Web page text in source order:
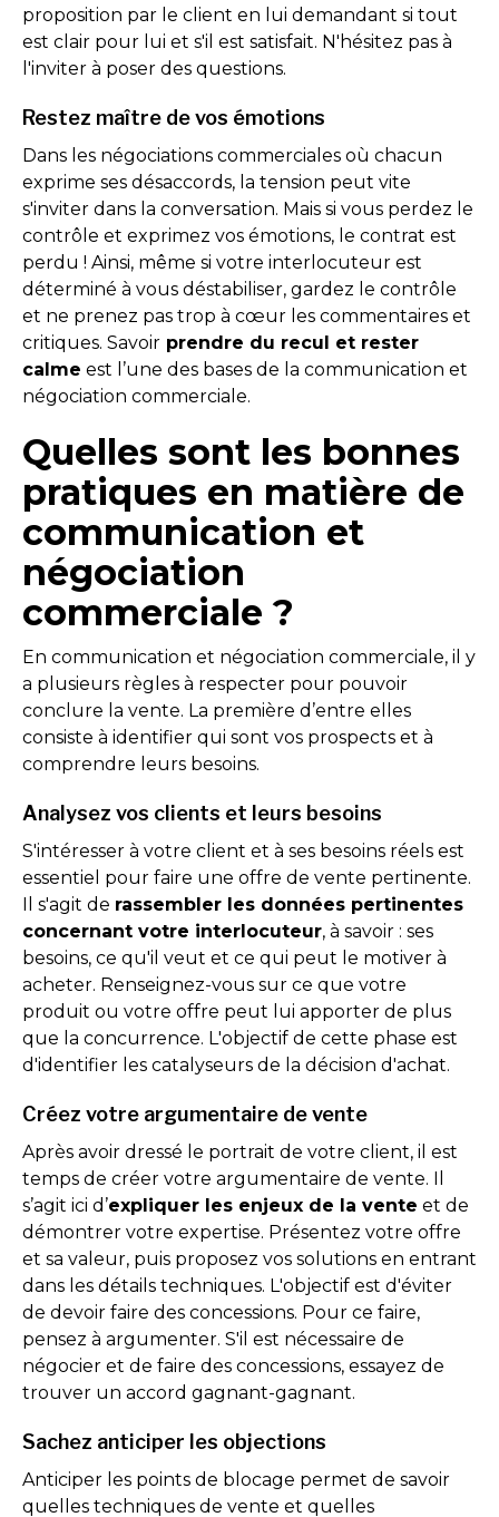
proposition par le client en lui demandant si tout
est clair pour lui et s'il est satisfait. N'hésitez pas à
l'inviter à poser des questions.
Restez maître de vos émotions
Dans les négociations commerciales où chacun
exprime ses désaccords, la tension peut vite
s'inviter dans la conversation. Mais si vous perdez le
contrôle et exprimez vos émotions, le contrat est
perdu ! Ainsi, même si votre interlocuteur est
déterminé à vous déstabiliser, gardez le contrôle
et ne prenez pas trop à cœur les commentaires et
critiques. Savoir prendre du recul et rester
calme est l’une des bases de la communication et
négociation commerciale.
Quelles sont les bonnes
pratiques en matière de
communication et
négociation
commerciale ?
En communication et négociation commerciale, il y
a plusieurs règles à respecter pour pouvoir
conclure la vente. La première d’entre elles
consiste à identifier qui sont vos prospects et à
comprendre leurs besoins.
Analysez vos clients et leurs besoins
S'intéresser à votre client et à ses besoins réels est
essentiel pour faire une offre de vente pertinente.
Il s'agit de rassembler les données pertinentes
concernant votre interlocuteur, à savoir : ses
besoins, ce qu'il veut et ce qui peut le motiver à
acheter. Renseignez-vous sur ce que votre
produit ou votre offre peut lui apporter de plus
que la concurrence. L'objectif de cette phase est
d'identifier les catalyseurs de la décision d'achat.
Créez votre argumentaire de vente
Après avoir dressé le portrait de votre client, il est
temps de créer votre argumentaire de vente. Il
s’agit ici d’expliquer les enjeux de la vente et de
démontrer votre expertise. Présentez votre offre
et sa valeur, puis proposez vos solutions en entrant
dans les détails techniques. L'objectif est d'éviter
de devoir faire des concessions. Pour ce faire,
pensez à argumenter. S'il est nécessaire de
négocier et de faire des concessions, essayez de
trouver un accord gagnant-gagnant.
Sachez anticiper les objections
Anticiper les points de blocage permet de savoir
quelles techniques de vente et quelles